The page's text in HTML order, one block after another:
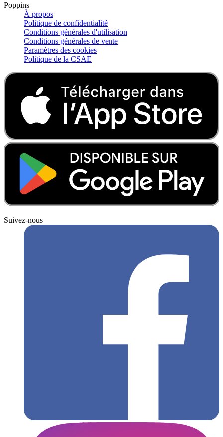
Poppins
À propos
Politique de confidentialité
Conditions générales d'utilisation
Conditions générales de vente
Paramètres des cookies
Politique de la CSAE
Suivez-nous